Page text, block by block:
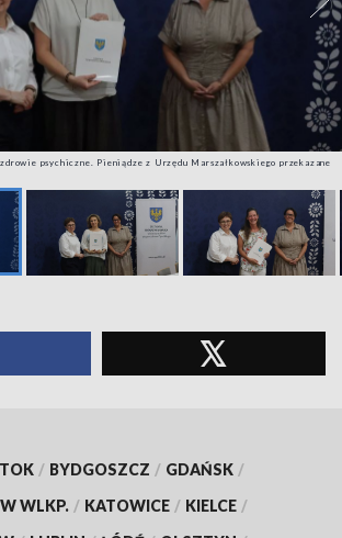
psychiczne. Pieniądze z Urzędu Marszałkowskiego przekazane
/ BYDGOSZCZ / GDAŃSK /
WLKP. / KATOWICE / KIELCE /